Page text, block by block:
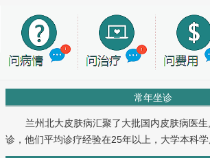
常年坐诊
兰州北大皮肤病汇聚了大批国内皮肤病医
诊，他们平均诊疗经验在25年以上，大学本科学